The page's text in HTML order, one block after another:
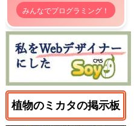
みんなでプログラミング！
植物のミカタの掲示板